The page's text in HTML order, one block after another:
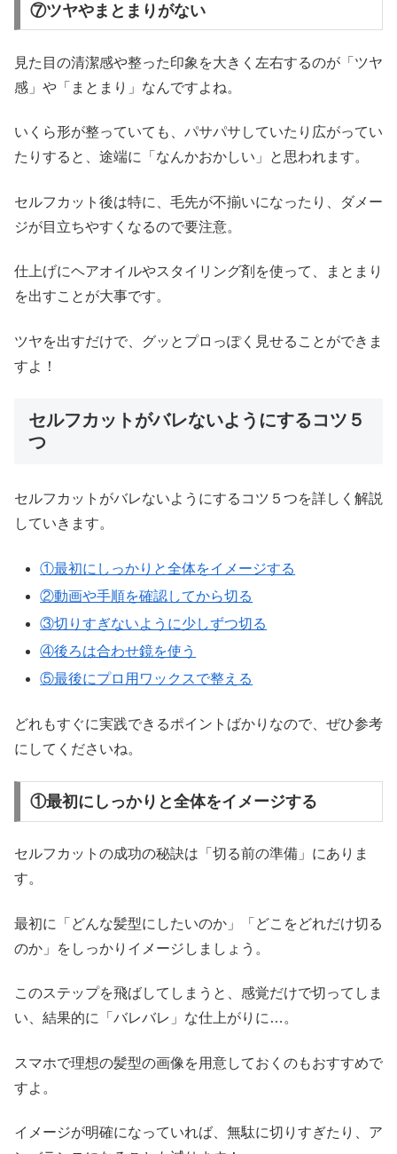
⑦ツヤやまとまりがない
見た目の清潔感や整った印象を大きく左右するのが「ツヤ
感」や「まとまり」なんですよね。
いくら形が整っていても、パサパサしていたり広がってい
たりすると、途端に「なんかおかしい」と思われます。
セルフカット後は特に、毛先が不揃いになったり、ダメー
ジが目立ちやすくなるので要注意。
仕上げにヘアオイルやスタイリング剤を使って、まとまり
を出すことが大事です。
ツヤを出すだけで、グッとプロっぽく見せることができま
すよ！
セルフカットがバレないようにするコツ５
つ
セルフカットがバレないようにするコツ５つを詳しく解説
していきます。
①最初にしっかりと全体をイメージする
②動画や手順を確認してから切る
③切りすぎないように少しずつ切る
④後ろは合わせ鏡を使う
⑤最後にプロ用ワックスで整える
どれもすぐに実践できるポイントばかりなので、ぜひ参考
にしてくださいね。
①最初にしっかりと全体をイメージする
セルフカットの成功の秘訣は「切る前の準備」にありま
す。
最初に「どんな髪型にしたいのか」「どこをどれだけ切る
のか」をしっかりイメージしましょう。
このステップを飛ばしてしまうと、感覚だけで切ってしま
い、結果的に「バレバレ」な仕上がりに…。
スマホで理想の髪型の画像を用意しておくのもおすすめで
すよ。
イメージが明確になっていれば、無駄に切りすぎたり、ア